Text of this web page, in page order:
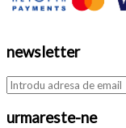
newsletter
urmareste-ne